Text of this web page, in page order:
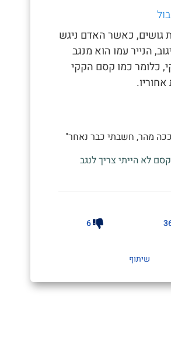
גושים, כאשר האדם ניגש
הנייר עמו הוא מנגב
כלומר כמו קסם הקקי
מהר, חשבתי כבר נאחר"
לא הייתי צריך לנגב
6
שיתוף